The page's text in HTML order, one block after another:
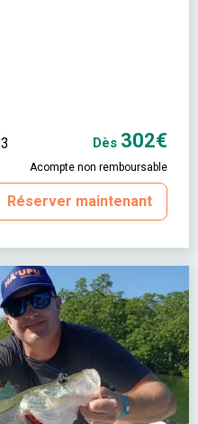
3 Dès 302€
Acompte non remboursable
Réserver maintenant